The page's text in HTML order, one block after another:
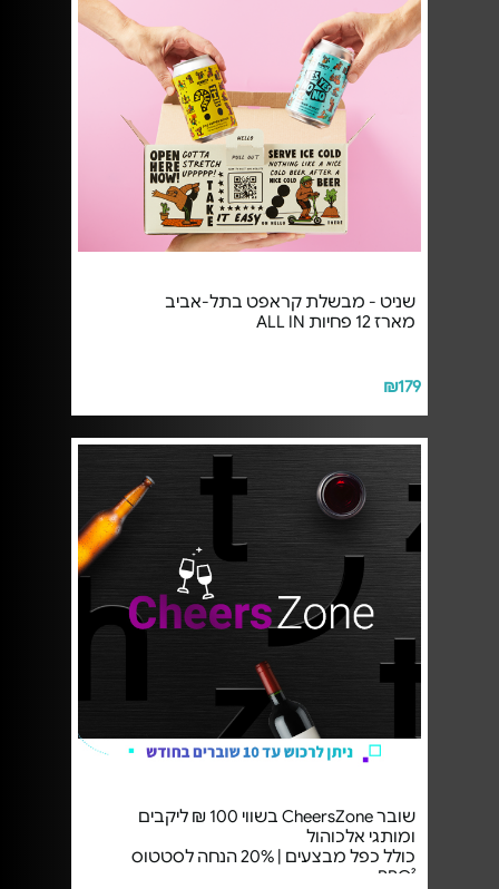
שניט - מבשלת קראפט בתל-אביב
מארז 12 פחיות ALL IN
₪179
שובר CheersZone‏ בשווי 100 ₪ ליקבים
ומותגי אלכוהול
כולל כפל מבצעים | 20% הנחה לסטטוס
PRO²